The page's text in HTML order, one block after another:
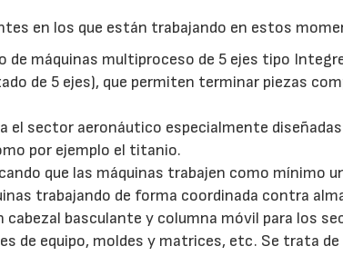
en los que están trabajando en estos
de máquinas multiproceso de 5 ejes tipo
de 5 ejes), que permiten terminar piezas
el sector aeronáutico especialmente
por ejemplo el titanio.
que las máquinas trabajen como mínimo
trabajando de forma coordinada contra
cabezal basculante y columna móvil para los
de equipo, moldes y matrices, etc. Se trata